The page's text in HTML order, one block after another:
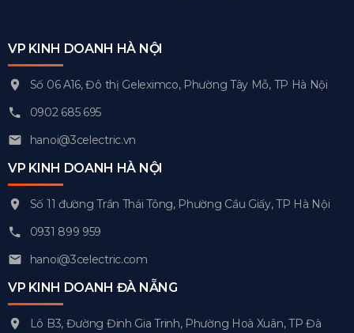
VP KINH DOANH HÀ NỘI
Số 06 A16, Đô thị Geleximco, Phường Tây Mỗ, TP Hà Nội
0902 685 695
hanoi@3celectric.vn
VP KINH DOANH HÀ NỘI
Số 11 đường Trần Thái Tông, Phường Cầu Giấy, TP Hà Nội
0931 899 959
hanoi@3celectric.com
VP KINH DOANH ĐÀ NẴNG
Lô B3, Đường Đinh Gia Trinh, Phường Hoà Xuân, TP Đà